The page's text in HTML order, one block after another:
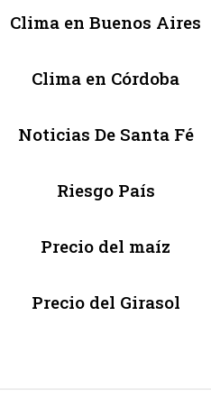
Clima en Buenos Aires
Clima en Córdoba
Noticias De Santa Fé
Riesgo País
Precio del maíz
Precio del Girasol